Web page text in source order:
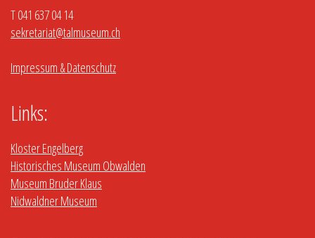
T 041 637 04 14
sekretariat@talmuseum.ch
Impressum & Datenschutz
Links:
Kloster Engelberg
Historisches Museum Obwalden
Museum Bruder Klaus
Nidwaldner Museum